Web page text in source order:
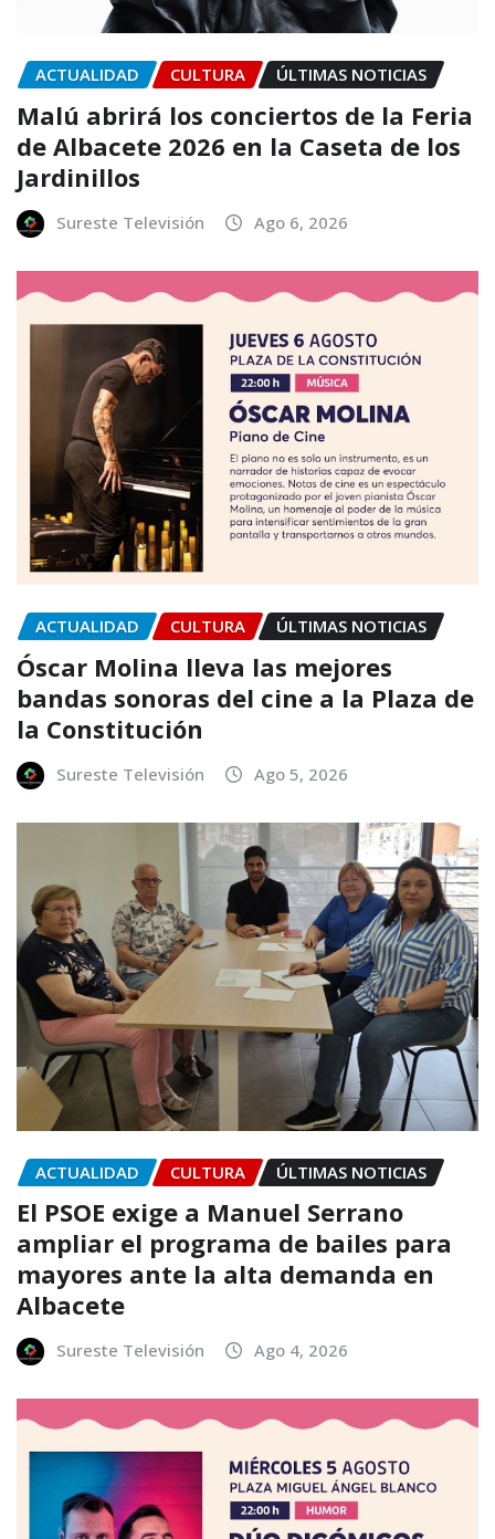
ACTUALIDAD CULTURA ÚLTIMAS NOTICIAS
Malú abrirá los conciertos de la Feria
de Albacete 2026 en la Caseta de los
Jardinillos
Sureste Televisión Ago 6, 2026
ACTUALIDAD CULTURA ÚLTIMAS NOTICIAS
Óscar Molina lleva las mejores
bandas sonoras del cine a la Plaza de
la Constitución
Sureste Televisión Ago 5, 2026
ACTUALIDAD CULTURA ÚLTIMAS NOTICIAS
El PSOE exige a Manuel Serrano
ampliar el programa de bailes para
mayores ante la alta demanda en
Albacete
Sureste Televisión Ago 4, 2026